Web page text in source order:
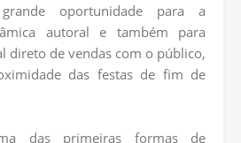
oportunidade para a
autoral e também para
direto de vendas com o público,
das festas de fim de
das primeiras formas de